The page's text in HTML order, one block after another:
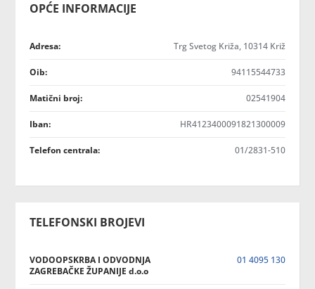
OPĆE INFORMACIJE
Adresa: Trg Svetog Križa, 10314 Križ
Oib: 94115544733
Matični broj: 02541904
Iban: HR4123400091821300009
Telefon centrala: 01/2831-510
TELEFONSKI BROJEVI
VODOOPSKRBA I ODVODNJA
ZAGREBAČKE ŽUPANIJE d.o.o
01 4095 130